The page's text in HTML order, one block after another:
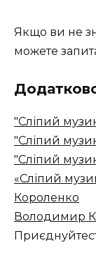
Якщо ви не
можете
"Сліпий
"Сліпий
"Сліпий
«Сліпий
Короленко
Володимир